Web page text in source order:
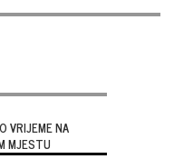
VRIJEME NA
MJESTU